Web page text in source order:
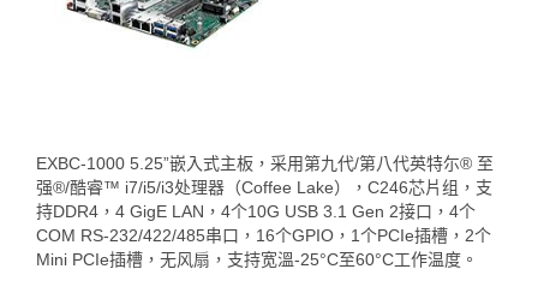
EXBC-1000 5.25”嵌入式主板，采用第九代/第八代英特尓® 至
强®/酷睿™ i7/i5/i3处理器（Coffee Lake），C246芯片组，支
持DDR4，4 GigE LAN，4个10G USB 3.1 Gen 2接口，4个
COM RS-232/422/485串口，16个GPIO，1个PCIe插槽，2个
Mini PCIe插槽，无风扇，支持宽溫-25°C至60°C工作温度。